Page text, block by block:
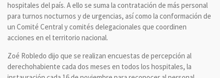
hospitales del país. A ello se suma la contratación de más personal
para turnos nocturnos y de urgencias, así como la conformación de
un Comité Central y comités delegacionales que coordinen
acciones en el territorio nacional.
Zoé Robledo dijo que se realizan encuestas de percepción al
derechohabiente cada dos meses en todos los hospitales, la